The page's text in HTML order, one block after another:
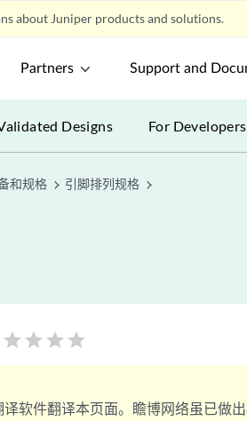
about Juniper products and solutions.
Partners Support and
Designs For
和规格 引脚排列规格
star star star star
软件翻译本页面。瞻博网络虽已做